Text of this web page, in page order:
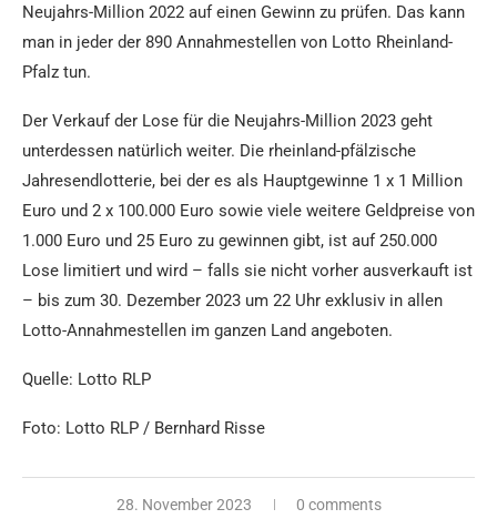
Neujahrs-Million 2022 auf einen Gewinn zu prüfen. Das kann
man in jeder der 890 Annahmestellen von Lotto Rheinland-
Pfalz tun.
Der Verkauf der Lose für die Neujahrs-Million 2023 geht
unterdessen natürlich weiter. Die rheinland-pfälzische
Jahresendlotterie, bei der es als Hauptgewinne 1 x 1 Million
Euro und 2 x 100.000 Euro sowie viele weitere Geldpreise von
1.000 Euro und 25 Euro zu gewinnen gibt, ist auf 250.000
Lose limitiert und wird – falls sie nicht vorher ausverkauft ist
– bis zum 30. Dezember 2023 um 22 Uhr exklusiv in allen
Lotto-Annahmestellen im ganzen Land angeboten.
Quelle: Lotto RLP
Foto: Lotto RLP / Bernhard Risse
28. November 2023 0 comments